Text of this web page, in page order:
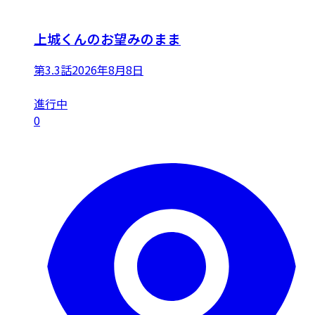
上城くんのお望みのまま
第3.3話2026年8月8日
進行中
0